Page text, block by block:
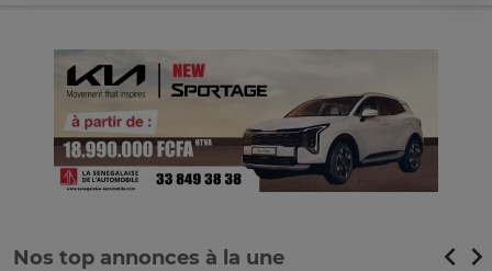
Nos top annonces à la une